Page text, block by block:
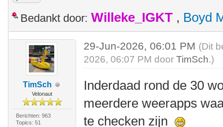
Bedankt door: Willeke_IGKT , Boyd
TimSch
Velonaut
Berichten: 963
Topics: 51
29-Jun-2026, 06:01 PM (Dit
2026, 06:07 PM doorTimSch.)
Inderdaad rond de 30
meerdere weerapps
te checken zijn